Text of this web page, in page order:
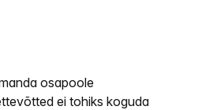
osapoole
ei tohiks koguda